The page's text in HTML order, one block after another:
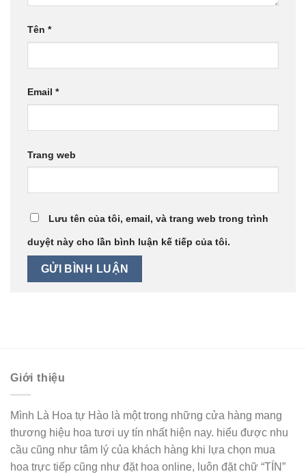
Tên *
Email *
Trang web
Lưu tên của tôi, email, và trang web trong trình
duyệt này cho lần bình luận kế tiếp của tôi.
Giới thiệu
Mình Là Hoa tự Hào là một trong những cửa hàng mang
thương hiệu hoa tươi uy tín nhất hiện nay. hiểu được nhu
cầu cũng như tâm lý của khách hàng khi lựa chọn mua
hoa trực tiếp cũng như đặt hoa online, luôn đặt chữ “TÍN”